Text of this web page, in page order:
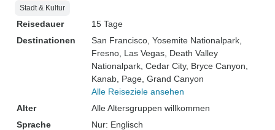
Stadt & Kultur
Reisedauer
15 Tage
Destinationen
San Francisco , Yosemite Nationalpark
Fresno , Las Vegas , Death Valley
Nationalpark , Cedar City, Bryce Canyon
Kanab , Page , Grand Canyon
Alle Reiseziele ansehen
Alter
Alle Altersgruppen willkommen
Sprache
Nur: Englisch